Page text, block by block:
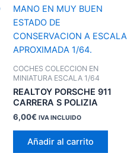
COCHES COLECCION EN
MINIATURA ESCALA 1/64
REALTOY PORSCHE 911
CARRERA S POLIZIA
6,00€ IVA INCLUIDO
Añadir al carrito